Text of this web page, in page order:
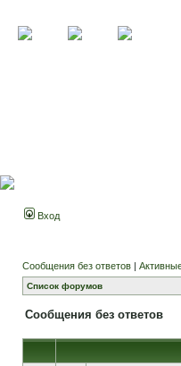
Вход
Сообщения без ответов |
Список форумов
Сообщения без ответов